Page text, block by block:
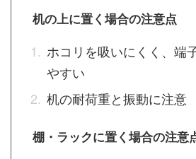
机の上に置く場合の注意点
ホコリを吸いにくく、端
やすい
机の耐荷重と振動に注意
棚・ラックに置く場合の注意